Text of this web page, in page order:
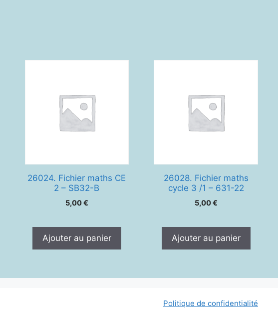
26024. Fichier maths CE
2 – SB32-B
5,00€
Ajouter au panier
26028. Fichier maths
cycle 3 /1 – 631-22
5,00€
Ajouter au panier
Politique de confidentialité